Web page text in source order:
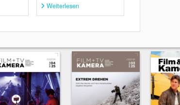
Weiterlesen